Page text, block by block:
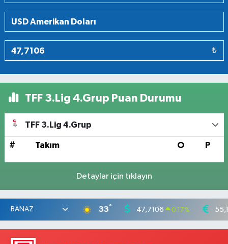
₺
TFF 3.Lig 4.Grup Puan Durumu
TFF 3.Lig 4.Grup
# Takım O P
Detaylar için tıklayın
33° 47,7106 0.17%